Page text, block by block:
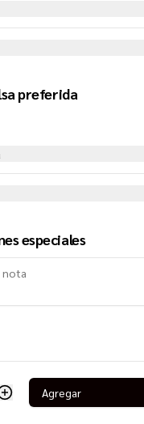
Camarón furai y
$8.250
Filete de vacuno,
cebollín, cubierto
$8.950
Mango Roll
Camarón furai y
en mango,
$8.450
preferida
especiales
Agregar